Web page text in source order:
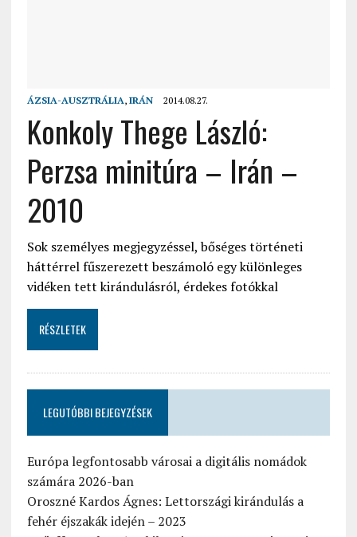
ÁZSIA-AUSZTRÁLIA, IRÁN 2014.08.27.
Konkoly Thege László:
Perzsa minitúra – Irán –
2010
Sok személyes megjegyzéssel, bőséges történeti
háttérrel fűszerezett beszámoló egy különleges
vidéken tett kirándulásról, érdekes fotókkal
RÉSZLETEK
LEGUTÓBBI BEJEGYZÉSEK
Európa legfontosabb városai a digitális nomádok
számára 2026-ban
Oroszné Kardos Ágnes: Lettországi kirándulás a
fehér éjszakák idején – 2023